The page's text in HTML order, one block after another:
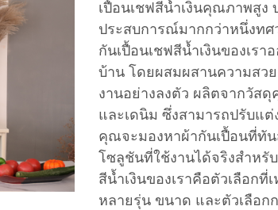
เปื้อนเชฟสีน้ำเงินคุณภาพสูง
ประสบการณ์มากกว่าหนึ่งทศ
กันเปื้อนเชฟสีน้ำเงินของเร
บ้าน โดยผสมผสานความสว
งานอย่างลงตัว ผลิตจากวัส
และเดนิม ซึ่งสามารถปรับแ
คุณจะมองหาผ้ากันเปื้อนที่ทัน
โซลูชันที่ใช้งานได้จริงสำหรั
สีน้ำเงินของเราคือตัวเลือก
หลายรุ่น ขนาด และตัวเลือก